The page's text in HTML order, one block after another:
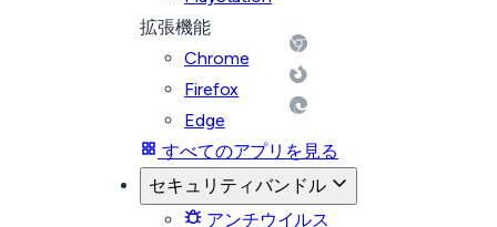
拡張機能
Chrome
Firefox
Edge
すべてのアプリを見る
セキュリティバンドル
アンチウイルス